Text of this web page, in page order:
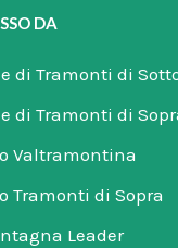
DA
di Tramonti di
di Tramonti di
Valtramontina
Tramonti di Sopra
Leader